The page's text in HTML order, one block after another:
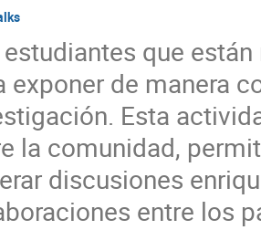
que
exponer de manera
Esta
la comunidad,
discusiones
entre los